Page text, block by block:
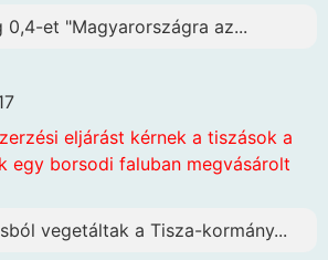
0,4-et "Magyarországra az...
eljárást kérnek a tiszások a
egy borsodi faluban megvásárolt
vegetáltak a Tisza-kormány...